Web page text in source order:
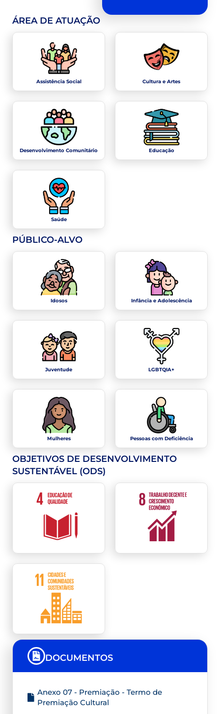
ÁREA DE ATUAÇÃO
Assistência Social Cultura e Artes
Desenvolvimento Comunitário Educação
Saúde
PÚBLICO-ALVO
Idosos Infância e Adolescência
Juventude LGBTQIA+
Mulheres Pessoas com Deficiência
OBJETIVOS DE DESENVOLVIMENTO
SUSTENTÁVEL (ODS)
DOCUMENTOS
Anexo 07 - Premiação - Termo de
Premiação Cultural